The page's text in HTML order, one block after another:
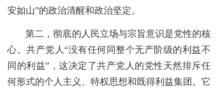
安如山”的政治清醒和政治坚定。
第二，彻底的人民立场与宗旨意识是党性的核
心。共产党人“没有任何同整个无产阶级的利益不
同的利益”，这决定了共产党人的党性天然排斥任
何形式的个人主义、特权思想和既得利益集团。它